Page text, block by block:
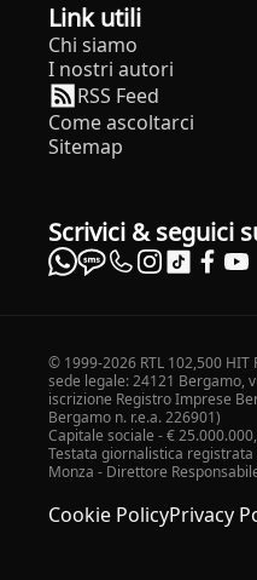
Link utili
Chi siamo
I nostri autori
RSS Feed
Come ascoltarci
Sitemap
Scrivici & seguici
© 1999-2026 RTL 102,500 HIT
sede legale: 24121 Bergamo,
iscrizione Registro Imprese
Bergamo n. r.e.a. 226901)
Capitale sociale - €
Testata giornalistica
Monza - Direttore
Cookie PolicyPrivacy